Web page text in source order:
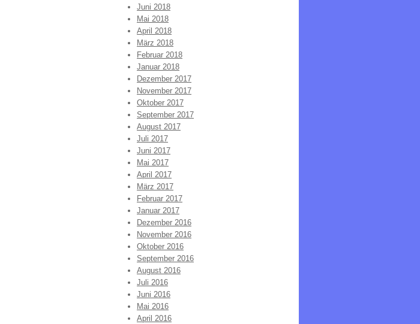
Juni 2018
Mai 2018
April 2018
März 2018
Februar 2018
Januar 2018
Dezember 2017
November 2017
Oktober 2017
September 2017
August 2017
Juli 2017
Juni 2017
Mai 2017
April 2017
März 2017
Februar 2017
Januar 2017
Dezember 2016
November 2016
Oktober 2016
September 2016
August 2016
Juli 2016
Juni 2016
Mai 2016
April 2016